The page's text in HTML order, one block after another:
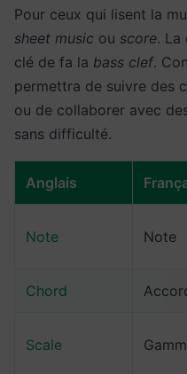
Pour ceux qui lisent la
sheet music ou score. La
clé de fa la bass clef.
permettra de suivre des
ou de collaborer avec
sans difficulté.
Anglais
Note Note
Chord
Scale